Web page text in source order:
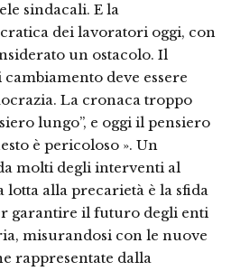
sindacali. E la
dei lavoratori oggi, con
un ostacolo. Il
deve essere
La cronaca troppo
lungo”, e oggi il pensiero
è pericoloso ». Un
molti degli interventi al
lotta alla precarietà è la sfida
garantire il futuro degli enti
misurandosi con le nuove
rappresentate dalla